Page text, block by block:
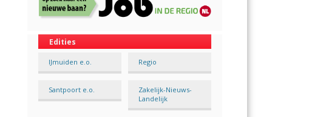
Edities
IJmuiden e.o. Regio
Santpoort e.o.
Zakelijk-Nieuws-
Landelijk